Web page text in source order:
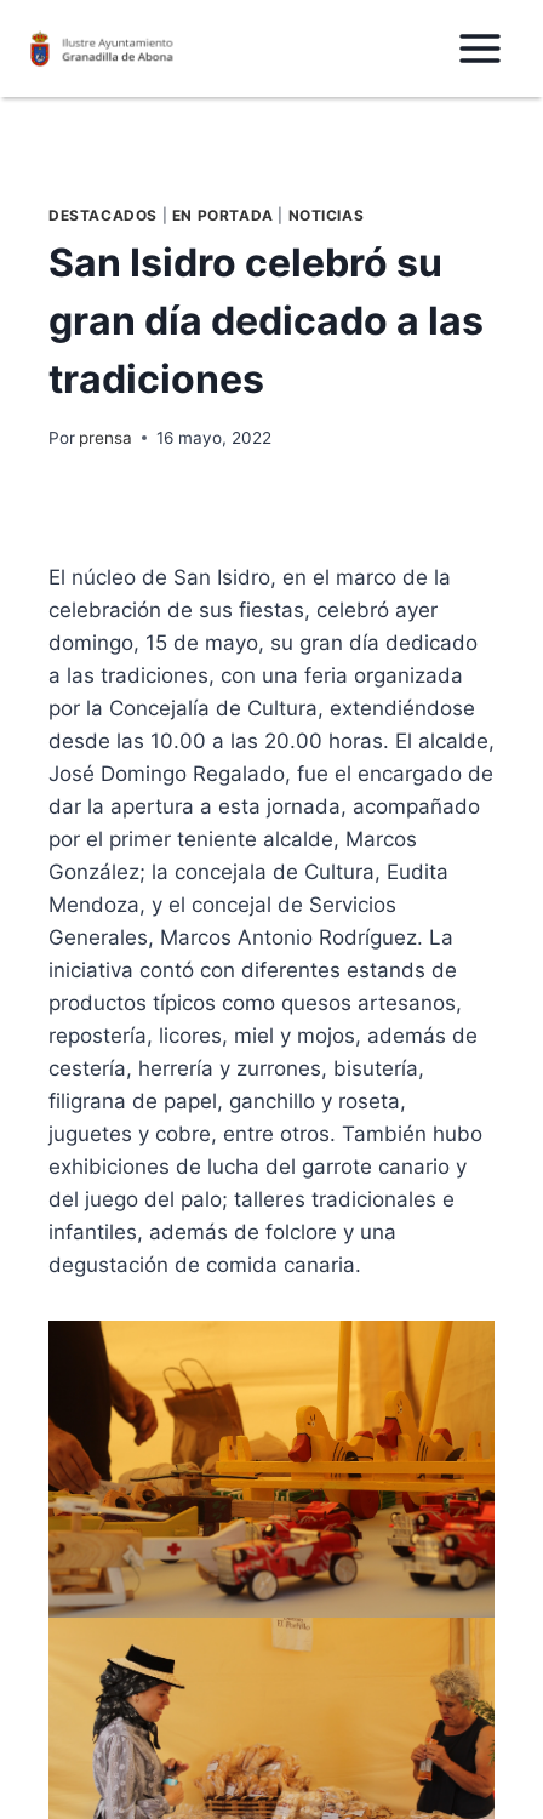
DESTACADOS EN PORTADA NOTICIAS
San Isidro celebró su
gran día dedicado a las
tradiciones
Por prensa 16 mayo, 2022
El núcleo de San Isidro, en el marco de la
celebración de sus fiestas, celebró ayer
domingo, 15 de mayo, su gran día dedicado
a las tradiciones, con una feria organizada
por la Concejalía de Cultura, extendiéndose
desde las 10.00 a las 20.00 horas. El alcalde,
José Domingo Regalado, fue el encargado de
dar la apertura a esta jornada, acompañado
por el primer teniente alcalde, Marcos
González; la concejala de Cultura, Eudita
Mendoza, y el concejal de Servicios
Generales, Marcos Antonio Rodríguez. La
iniciativa contó con diferentes estands de
productos típicos como quesos artesanos,
repostería, licores, miel y mojos, además de
cestería, herrería y zurrones, bisutería,
filigrana de papel, ganchillo y roseta,
juguetes y cobre, entre otros. También hubo
exhibiciones de lucha del garrote canario y
del juego del palo; talleres tradicionales e
infantiles, además de folclore y una
degustación de comida canaria.